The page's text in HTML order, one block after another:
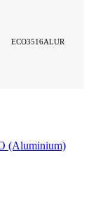
ECO3516ALUR
(Aluminium)